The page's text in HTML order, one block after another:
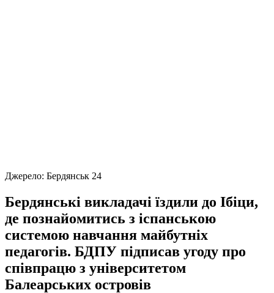
Джерело: Бердянськ 24
Бердянські викладачі їздили до Ібіци,
де познайомитись з іспанською
системою навчання майбутніх
педагогів. БДПУ підписав угоду про
співпрацю з університетом
Балеарських островів